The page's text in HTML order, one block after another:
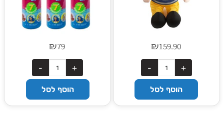
₪159.90
הוסף לסל
₪79
הוסף לסל